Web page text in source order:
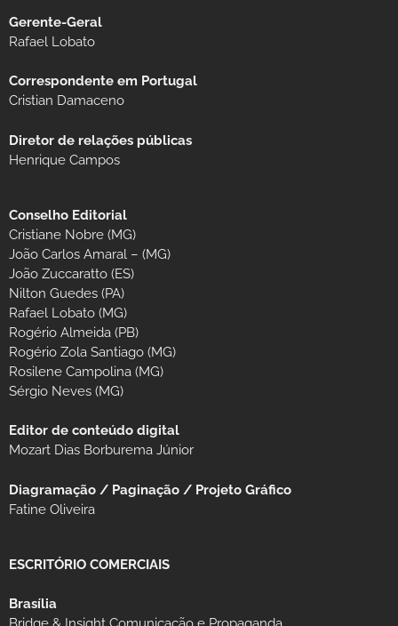
Gerente-Geral
Rafael Lobato
Correspondente em Portugal
Cristian Damaceno
Diretor de relações públicas
Henrique Campos
Conselho Editorial
Cristiane Nobre (MG)
João Carlos Amaral – (MG)
João Zuccaratto (ES)
Nilton Guedes (PA)
Rafael Lobato (MG)
Rogério Almeida (PB)
Rogério Zola Santiago (MG)
Rosilene Campolina (MG)
Sérgio Neves (MG)
Editor de conteúdo digital
Mozart Dias Borburema Júnior
Diagramação / Paginação / Projeto Gráfico
Fatine Oliveira
ESCRITÓRIO COMERCIAIS
Brasília